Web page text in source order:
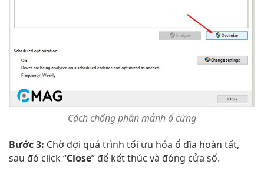
Cách chống phân mảnh ổ cứng
Bước 3: Chờ đợi quá trình tối ưu hóa ổ đĩa hoàn tất,
sau đó click “Close” để kết thúc và đóng cửa sổ.